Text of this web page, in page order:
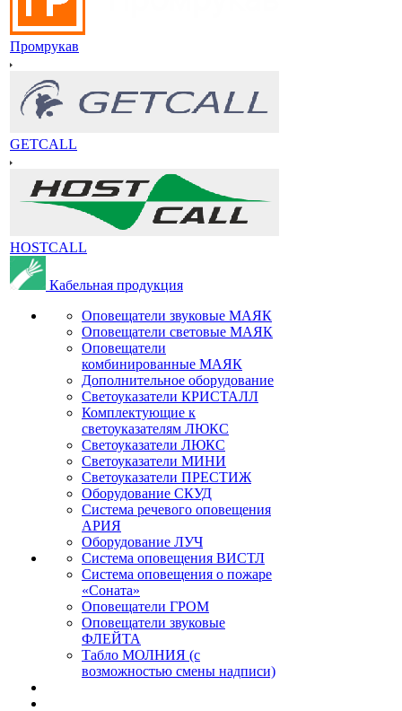
Промрукав
GETCALL
HOSTCALL
Кабельная продукция
Оповещатели звуковые МАЯК
Оповещатели световые МАЯК
Оповещатели
комбинированные МАЯК
Дополнительное оборудование
Светоуказатели КРИСТАЛЛ
Комплектующие к
светоуказателям ЛЮКС
Светоуказатели ЛЮКС
Светоуказатели МИНИ
Светоуказатели ПРЕСТИЖ
Оборудование СКУД
Система речевого оповещения
АРИЯ
Оборудование ЛУЧ
Система оповещения ВИСТЛ
Система оповещения о пожаре
«Соната»
Оповещатели ГРОМ
Оповещатели звуковые
ФЛЕЙТА
Табло МОЛНИЯ (с
возможностью смены надписи)